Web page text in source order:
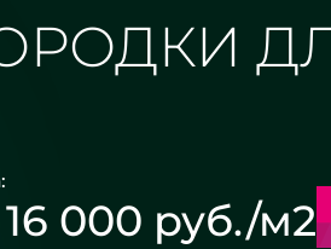
16 000 руб./м2